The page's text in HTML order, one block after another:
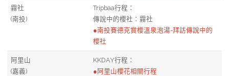
霧社
(南投)
Tripbaa行程：
傳說中的櫻社：霧社
●南投賽德克賞櫻溫泉泡湯-拜訪傳說中的
櫻社
阿里山
(嘉義)
KKDAY行程：
●阿里山櫻花相關行程